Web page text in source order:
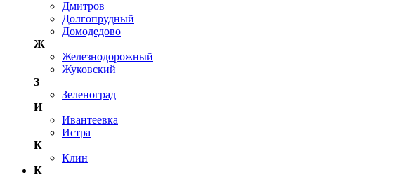
Дмитров
Долгопрудный
Домодедово
Ж
Железнодорожный
Жуковский
З
Зеленоград
И
Ивантеевка
Истра
К
Клин
К